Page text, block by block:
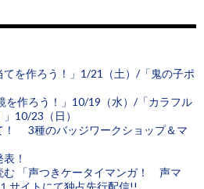
を作ろう！」1/21（土）/「鬼の子ポ
を作ろう！」10/19（水）/「カラフル
10/23（日）
3種のバッジワークショップ＆マ
！
む 「声つきケータイマンガ！ 声マ
サイトにて独占先行配信!!